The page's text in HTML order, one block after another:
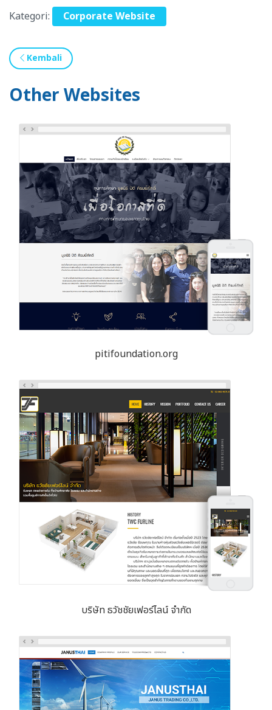
Kategori: Corporate Website
Kembali
Other Websites
pitifoundation.org
บริษัท ธวัชชัยเฟอร์ไลน์ จำกัด